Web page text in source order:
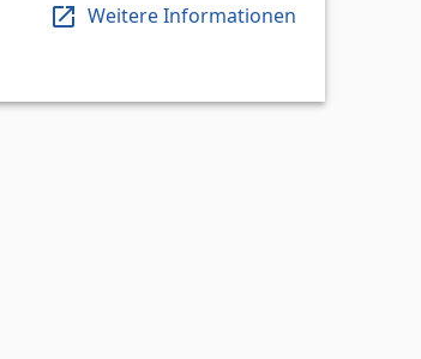
Weitere Informationen